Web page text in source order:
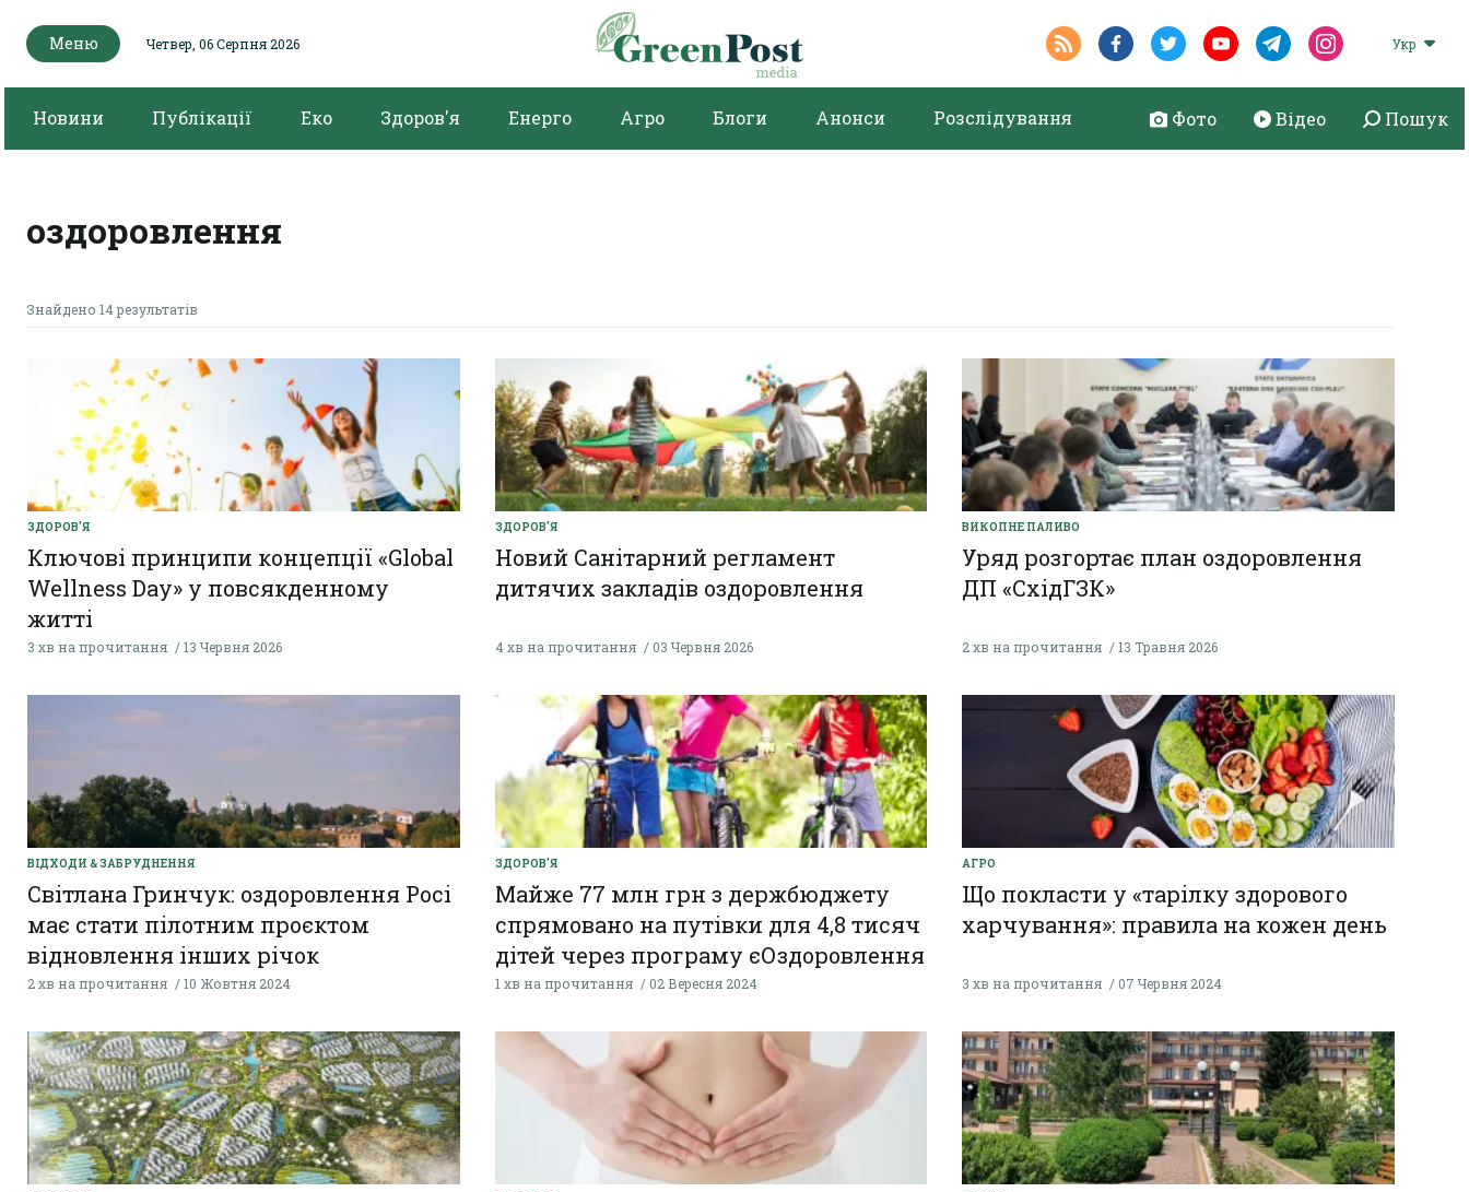
Меню Четвер, 06 Серпня 2026 Укр
Новини Публікації Еко Здоров'я Енерго Агро Блоги Анонси Розслідування Фото Відео Пошук
оздоровлення
Знайдено 14 результатів
ЗДОРОВ'Я
Ключові принципи концепції «Global
Wellness Day» у повсякденному
житті
3 хв на прочитання 13 Червня 2026
ЗДОРОВ'Я
Новий Санітарний регламент
дитячих закладів оздоровлення
4 хв на прочитання 03 Червня 2026
ВИКОПНЕ ПАЛИВО
Уряд розгортає план оздоровлення
ДП «СхідГЗК»
2 хв на прочитання 13 Травня 2026
ВІДХОДИ & ЗАБРУДНЕННЯ
Світлана Гринчук: оздоровлення Росі
має стати пілотним проєктом
відновлення інших річок
2 хв на прочитання 10 Жовтня 2024
ЗДОРОВ'Я
Майже 77 млн грн з держбюджету
спрямовано на путівки для 4,8 тисяч
дітей через програму єОздоровлення
1 хв на прочитання 02 Вересня 2024
АГРО
Що покласти у «тарілку здорового
харчування»: правила на кожен день
3 хв на прочитання 07 Червня 2024